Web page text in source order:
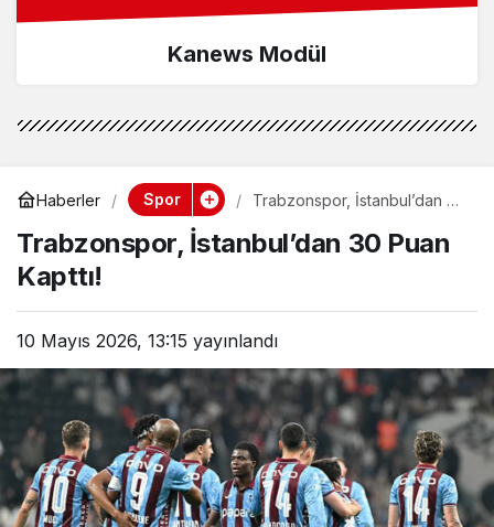
Kanews Modül
Haberler Spor
Trabzonspor, İstanbul’dan 30
Trabzonspor, İstanbul’dan 30 Puan
Kapttı!
10 Mayıs 2026, 13:15 yayınlandı